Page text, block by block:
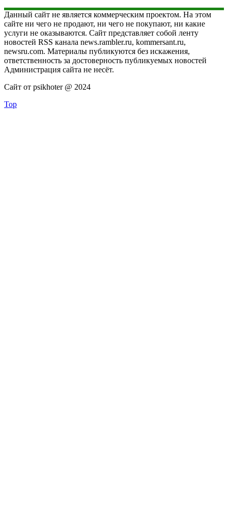
Данный сайт не является коммерческим проектом. На этом
сайте ни чего не продают, ни чего не покупают, ни какие
услуги не оказываются. Сайт представляет собой ленту
новостей RSS канала news.rambler.ru, kommersant.ru,
newsru.com. Материалы публикуются без искажения,
ответственность за достоверность публикуемых новостей
Администрация сайта не несёт.
Сайт от psikhoter @ 2024
Top